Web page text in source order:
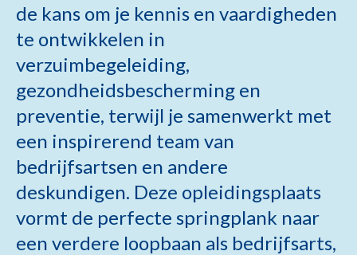
de kans om je kennis en vaardigheden
te ontwikkelen in
verzuimbegeleiding,
gezondheidsbescherming en
preventie, terwijl je samenwerkt met
een inspirerend team van
bedrijfsartsen en andere
deskundigen. Deze opleidingsplaats
vormt de perfecte springplank naar
een verdere loopbaan als bedrijfsarts,